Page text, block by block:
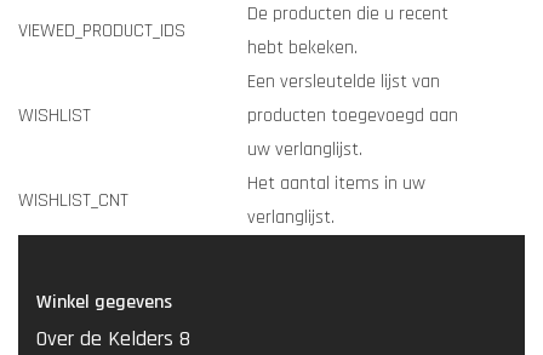
VIEWED_PRODUCT_IDS
De producten die u recent
hebt bekeken.
WISHLIST
Een versleutelde lijst van
producten toegevoegd aan
uw verlanglijst.
WISHLIST_CNT
Het aantal items in uw
verlanglijst.
Winkel gegevens
Over de Kelders 8